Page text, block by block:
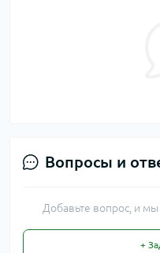
Вопросы и
Добавьте вопрос, и
+